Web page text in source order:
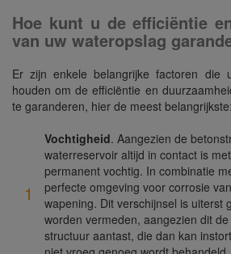
Hoe kunt u de efficiëntie
van uw wateropslag
Er zijn enkele belangrijke factoren die
houden om de efficiëntie en
te garanderen, hier de meest belangrijkste:
Vochtigheid. Aangezien de
waterreservoir altijd in contact is
permanent vochtig. In combinatie
perfecte omgeving voor corrosie
wapening. Dit verschijnsel is uiterst
worden vermeden, aangezien dit
structuur aantast, die dan kan